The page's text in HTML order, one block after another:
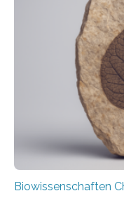
und Dr. Ismaila
unbekannten
peroxisomalen
Saccharomyces
Funktionsfähigkeit
Studie wurde am
Fachzeitschrift…
Biowissenschaften